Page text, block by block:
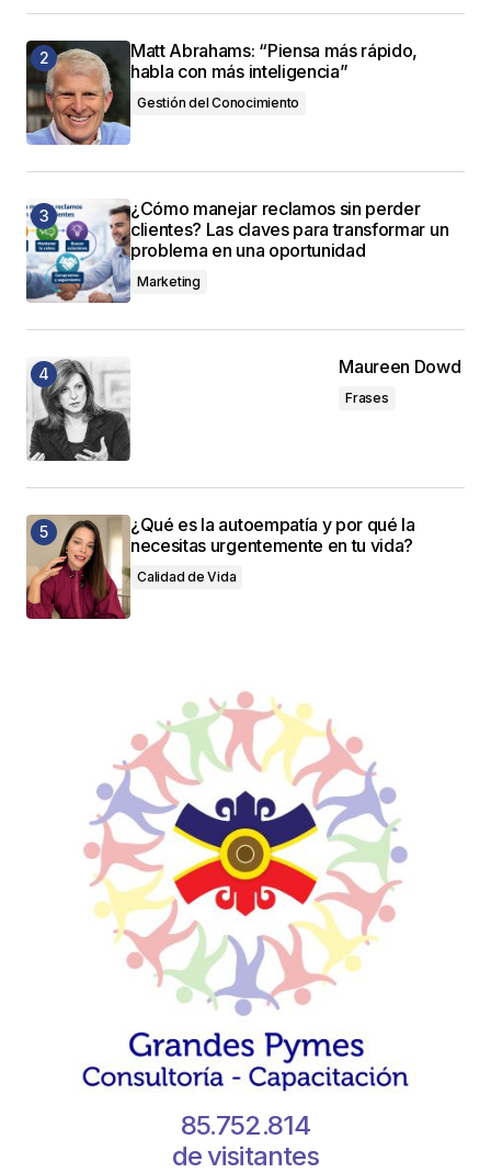
Matt Abrahams: “Piensa más rápido,
habla con más inteligencia”
Gestión del Conocimiento
¿Cómo manejar reclamos sin perder
clientes? Las claves para transformar un
problema en una oportunidad
Marketing
Maureen Dowd
Frases
¿Qué es la autoempatía y por qué la
necesitas urgentemente en tu vida?
Calidad de Vida
85.752.814
de visitantes